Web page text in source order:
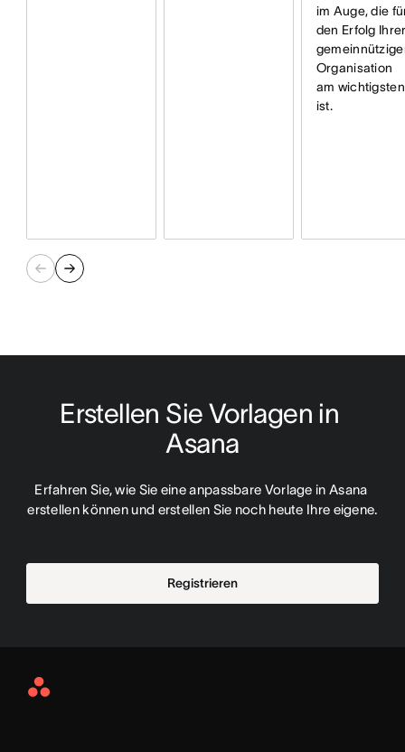
im Auge, die
den Erfolg
Organisation
am wichtigsten
ist.
Erstellen Sie Vorlagen in
Asana
Erfahren Sie, wie Sie eine anpassbare Vorlage in Asana
erstellen können und erstellen Sie noch heute Ihre eigene.
Registrieren
Asana